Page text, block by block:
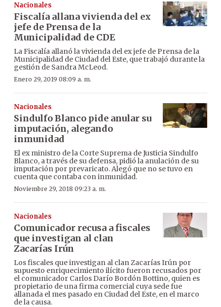
Nacionales
Fiscalía allana vivienda del ex
jefe de Prensa de la
Municipalidad de CDE
La Fiscalía allanó la vivienda del ex jefe de Prensa de la
Municipalidad de Ciudad del Este, que trabajó durante la
gestión de Sandra McLeod.
Enero 29, 2019 08:09 a. m.
Nacionales
Sindulfo Blanco pide anular su
imputación, alegando
inmunidad
El ex ministro de la Corte Suprema de Justicia Sindulfo
Blanco, a través de su defensa, pidió la anulación de su
imputación por prevaricato. Alegó que no se tuvo en
cuenta que contaba con inmunidad.
Noviembre 29, 2018 09:23 a. m.
Nacionales
Comunicador recusa a fiscales
que investigan al clan
Zacarías Irún
Los fiscales que investigan al clan Zacarías Irún por
supuesto enriquecimiento ilícito fueron recusados por
el comunicador Carlos Darío Bordón Bottino, quien es
propietario de una firma comercial cuya sede fue
allanada el mes pasado en Ciudad del Este, en el marco
de la causa.